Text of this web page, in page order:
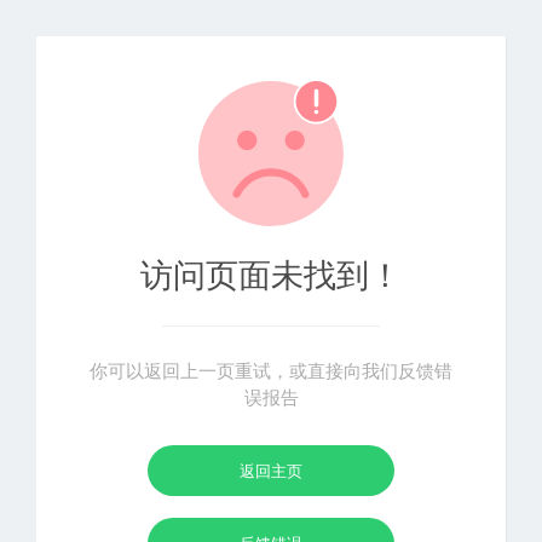
访问页面未找到！
你可以返回上一页重试，或直接向我们反馈错
误报告
返回主页